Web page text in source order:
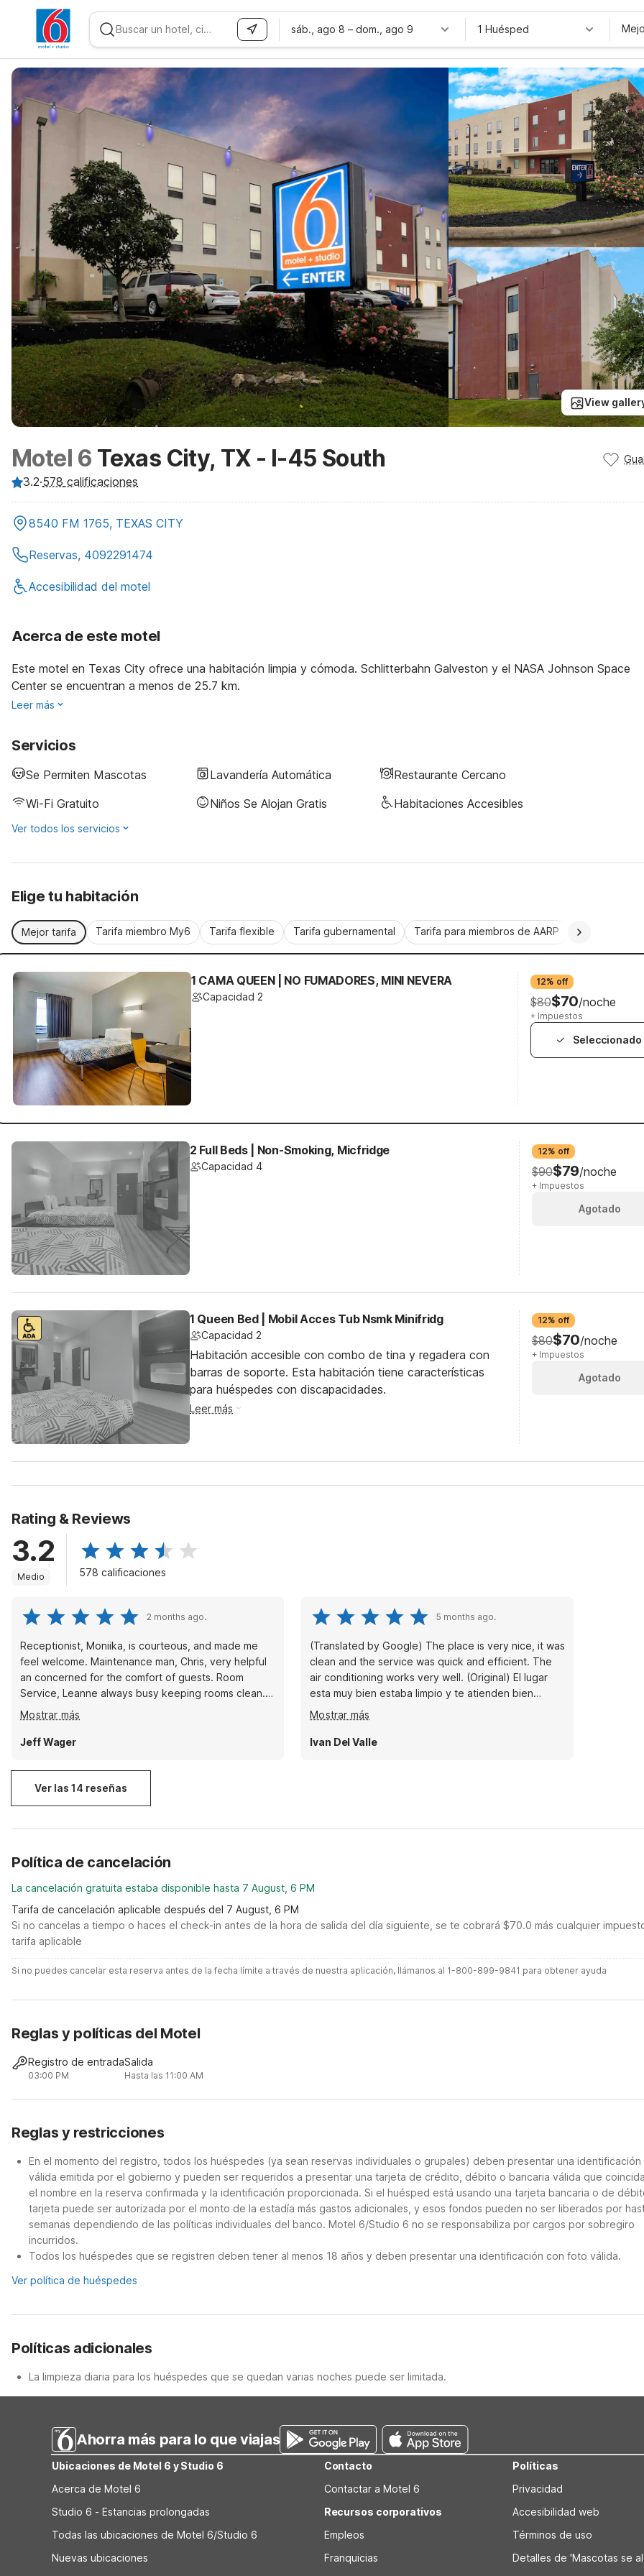
WIZARD MEMBER
sáb., ago 8 – dom., ago 9 1 Huésped
View
Motel 6 Texas City, TX - I-45 South
3.2·578 calificaciones
8540 FM 1765, TEXAS CITY
Reservas, 4092291474
Accesibilidad del motel
Acerca de este motel
Este motel en Texas City ofrece una habitación limpia y cómoda. Schlitterbahn Galveston y el NASA Johnson Space
Center se encuentran a menos de 25.7 km.
Leer más
Servicios
Se Permiten Mascotas Lavandería Automática
Restaurante Cercano
Wi-Fi Gratuito
Niños Se Alojan Gratis Habitaciones Accesibles
Ver todos los servicios
Elige tu habitación
Mejor tarifa Tarifa miembro My6 Tarifa flexible Tarifa gubernamental Tarifa para miembros de AARP
1 CAMA QUEEN | NO FUMADORES, MINI NEVERA
Capacidad 2
12% off
$80$70/noche
+ Impuestos
Seleccionado
2 Full Beds | Non-Smoking, Micfridge
Capacidad 4
12% off
$90$79/noche
+ Impuestos
Agotado
1 Queen Bed | Mobil Acces Tub Nsmk Minifridg
Capacidad 2
Habitación accesible con combo de tina y regadera con
barras de soporte. Esta habitación tiene características
para huéspedes con discapacidades.
Leer más
12% off
$80$70/noche
+ Impuestos
Agotado
Rating & Reviews
3.2
Medio 578 calificaciones
2 months ago.
Receptionist, Moniika, is courteous, and made me
feel welcome. Maintenance man, Chris, very helpful
an concerned for the comfort of guests. Room
Service, Leanne always busy keeping rooms clean. I
appreciate their teamwork to assure there is no
riffraff disturbing the peace. Great job by all to
improve and maintain a higher quality environment
Mostrar más
Jeff Wager
5 months ago.
(Translated by Google) The place is very nice, it was
clean and the service was quick and efficient. The
air conditioning works very well. (Original) El lugar
esta muy bien estaba limpio y te atienden bien
rápido el clima trabaja muy bien
Mostrar más
Ivan Del Valle
Ver las 14 reseñas
Política de cancelación
La cancelación gratuita estaba disponible hasta 7 August, 6 PM
Tarifa de cancelación aplicable después del 7 August, 6 PM
Si no cancelas a tiempo o haces el check-in antes de la hora de salida del día siguiente, se te cobrará $70.0 más cualquier
tarifa aplicable
Si no puedes cancelar esta reserva antes de la fecha límite a través de nuestra aplicación, llámanos al 1-800-899-9841 para obtener ayuda
Reglas y políticas del Motel
Registro de entrada
03:00 PM
Salida
Hasta las 11:00 AM
Reglas y restricciones
En el momento del registro, todos los huéspedes (ya sean reservas individuales o grupales) deben presentar una identificación
válida emitida por el gobierno y pueden ser requeridos a presentar una tarjeta de crédito, débito o bancaria válida que
el nombre en la reserva confirmada y la identificación proporcionada. Si el huésped está usando una tarjeta bancaria o de
tarjeta puede ser autorizada por el monto de la estadía más gastos adicionales, y esos fondos pueden no ser liberados por
semanas dependiendo de las políticas individuales del banco. Motel 6/Studio 6 no se responsabiliza por cargos por sobregiro
incurridos.
Todos los huéspedes que se registren deben tener al menos 18 años y deben presentar una identificación con foto válida.
Ver política de huéspedes
Políticas adicionales
La limpieza diaria para los huéspedes que se quedan varias noches puede ser limitada.
Ahorra más para lo que viajas
Ubicaciones de Motel 6 y Studio 6
Acerca de Motel 6
Studio 6 - Estancias prolongadas
Todas las ubicaciones de Motel 6/Studio 6
Nuevas ubicaciones
Contacto
Contactar a Motel 6
Recursos corporativos
Empleos
Franquicias
Políticas
Privacidad
Accesibilidad web
Términos de uso
Detalles de 'Mascotas se